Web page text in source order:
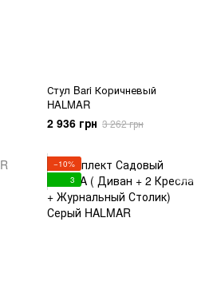
Стул Bari Коричневый
HALMAR
2 936 грн 3 262 грн
−10%
3